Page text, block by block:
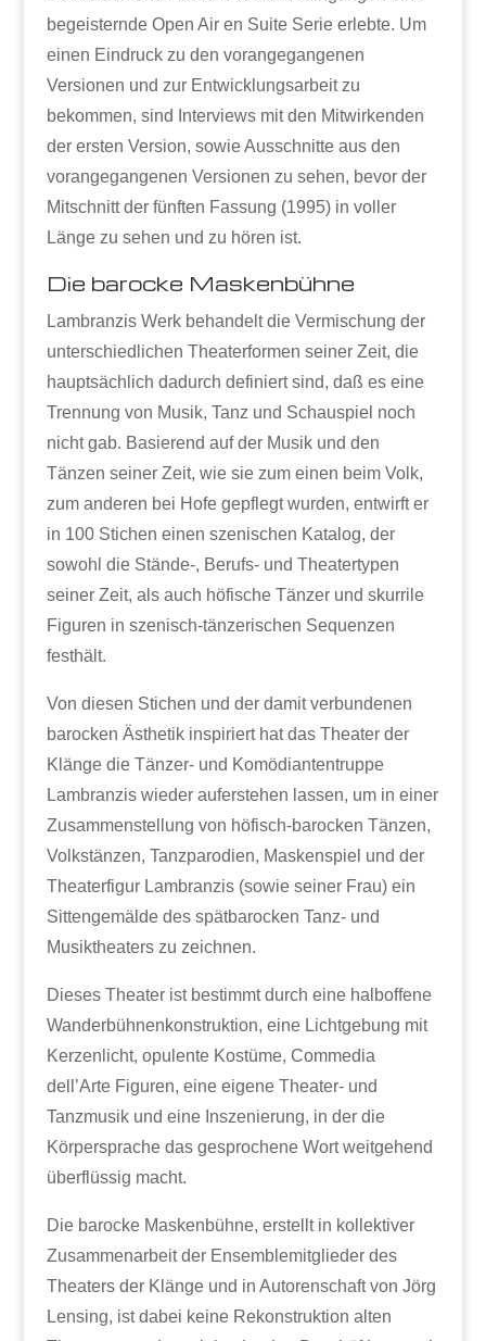
begeisternde Open Air en Suite Serie erlebte. Um
einen Eindruck zu den vorangegangenen
Versionen und zur Entwicklungsarbeit zu
bekommen, sind Interviews mit den Mitwirkenden
der ersten Version, sowie Ausschnitte aus den
vorangegangenen Versionen zu sehen, bevor der
Mitschnitt der fünften Fassung (1995) in voller
Länge zu sehen und zu hören ist.
Die barocke Maskenbühne
Lambranzis Werk behandelt die Vermischung der
unterschiedlichen Theaterformen seiner Zeit, die
hauptsächlich dadurch definiert sind, daß es eine
Trennung von Musik, Tanz und Schauspiel noch
nicht gab. Basierend auf der Musik und den
Tänzen seiner Zeit, wie sie zum einen beim Volk,
zum anderen bei Hofe gepflegt wurden, entwirft er
in 100 Stichen einen szenischen Katalog, der
sowohl die Stände-, Berufs- und Theatertypen
seiner Zeit, als auch höfische Tänzer und skurrile
Figuren in szenisch-tänzerischen Sequenzen
festhält.
Von diesen Stichen und der damit verbundenen
barocken Ästhetik inspiriert hat das Theater der
Klänge die Tänzer- und Komödiantentruppe
Lambranzis wieder auferstehen lassen, um in einer
Zusammenstellung von höfisch-barocken Tänzen,
Volkstänzen, Tanzparodien, Maskenspiel und der
Theaterfigur Lambranzis (sowie seiner Frau) ein
Sittengemälde des spätbarocken Tanz- und
Musiktheaters zu zeichnen.
Dieses Theater ist bestimmt durch eine halboffene
Wanderbühnenkonstruktion, eine Lichtgebung mit
Kerzenlicht, opulente Kostüme, Commedia
dell’Arte Figuren, eine eigene Theater- und
Tanzmusik und eine Inszenierung, in der die
Körpersprache das gesprochene Wort weitgehend
überflüssig macht.
Die barocke Maskenbühne, erstellt in kollektiver
Zusammenarbeit der Ensemblemitglieder des
Theaters der Klänge und in Autorenschaft von Jörg
Lensing, ist dabei keine Rekonstruktion alten